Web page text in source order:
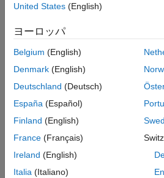
インデックス演算子
operator[]
operator[]
Reference<Array>
説明
フィールド名を使用して Struct にイ
United States (English)
ヨーロッパ
Belgium (English)
Denmark (English)
Deutschland (Deutsch)
España (Español)
Finland (English)
France (Français)
Ireland (English)
Italia (Italiano)